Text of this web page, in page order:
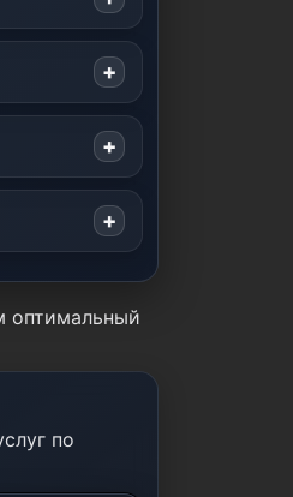
оптимальный
по